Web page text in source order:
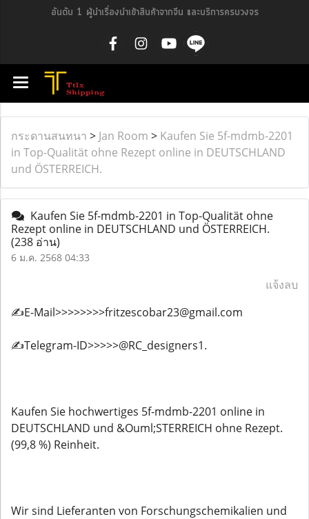
อันดับ 1 ผู้นำเรื่องนำเข้าสินค้าจากจีน และบริการครบวงจร
กระดานสนทนา > Jan Room > Kaufen Sie 5f-mdmb-2201
in Top-Qualität ohne Rezept online in DEUTSCHLAND
und ÖSTERREICH.
Kaufen Sie 5f-mdmb-2201 in Top-Qualität ohne
Rezept online in DEUTSCHLAND und ÖSTERREICH.
(238 อ่าน)
6 ม.ค. 2568 04:33
แจ้งลบ
✍️E-Mail>>>>>>>>fritzescobar23@gmail.com
✍️Telegram-ID>>>>>@RC_designers1.
Kaufen Sie hochwertiges 5f-mdmb-2201 online in
DEUTSCHLAND und &Ouml;STERREICH ohne Rezept.
(99,8 %) Reinheit.
Wir sind Lieferanten von Forschungschemikalien und